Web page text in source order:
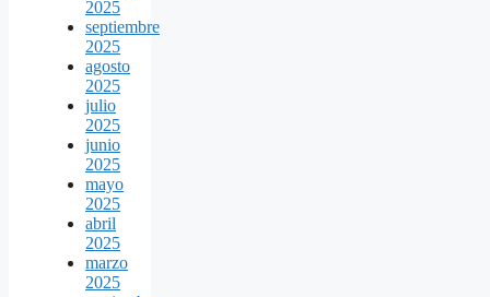
2025
septiembre
2025
agosto
2025
julio
2025
junio
2025
mayo
2025
abril
2025
marzo
2025